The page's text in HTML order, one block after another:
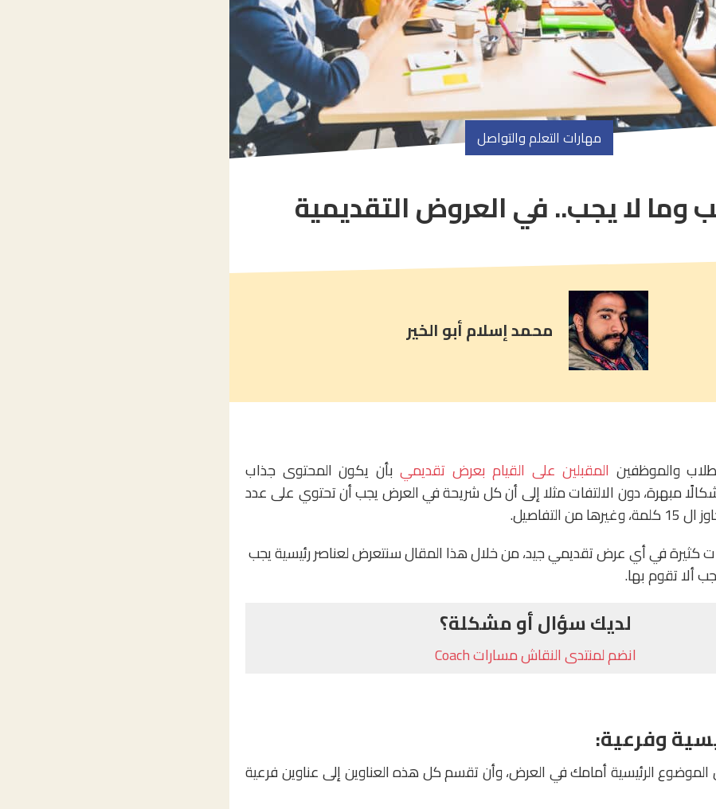
مهارات التعلم والتواصل
article
comment
is:
وما لا يجب.. في العروض التقديمية
محمد إسلام أبو الخير
والموظفين المقبلين على القيام بعرض تقديميبأن يكون المحتوى جذاب
مبهرة، دون الالتفات مثلا إلى أن كل شريحة في العرض يجب أن تحتوي على عدد
التفاصيل.
كثيرة في أي عرض تقديمي جيد، من خلال هذا المقال سنتعرض لعناصر رئيسية يجب
ألا تقوم بها.
لديك سؤال أو مشكلة؟
انضم لمنتدى النقاش مسارات Coach
الموضوع الرئيسية أمامك في العرض، وأن تقسم كل هذه العناوين إلى عناوين فرعية